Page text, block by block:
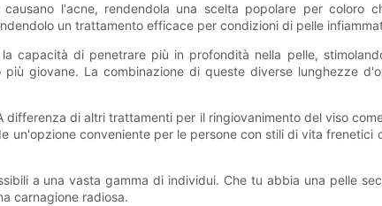
l'acne, rendendola una scelta popolare per coloro
un trattamento efficace per condizioni di pelle
capacità di penetrare più in profondità nella pelle,
giovane. La combinazione di queste diverse lunghezze
di altri trattamenti per il ringiovanimento del viso
un'opzione conveniente per le persone con stili di vita frenetici
a una vasta gamma di individui. Che tu abbia una pelle
carnagione radiosa.